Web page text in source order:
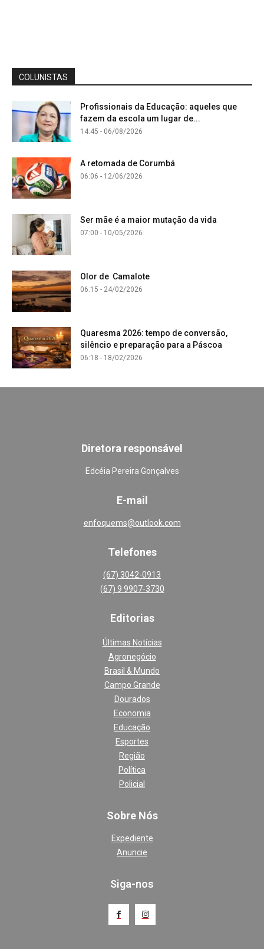
COLUNISTAS
Profissionais da Educação: aqueles que
fazem da escola um lugar de...
14:45 - 06/08/2026
A retomada de Corumbá
06:06 - 12/06/2026
Ser mãe é a maior mutação da vida
07:00 - 10/05/2026
Olor de Camalote
06:15 - 24/02/2026
Quaresma 2026: tempo de conversão,
silêncio e preparação para a Páscoa
06:18 - 18/02/2026
Diretora responsável
Edcéia Pereira Gonçalves
E-mail
enfoquems@outlook.com
Telefones
(67) 3042-0913
(67) 9 9907-3730
Editorias
Últimas Notícias
Agronegócio
Brasil & Mundo
Campo Grande
Dourados
Economia
Educação
Esportes
Região
Política
Policial
Sobre Nós
Expediente
Anuncie
Siga-nos